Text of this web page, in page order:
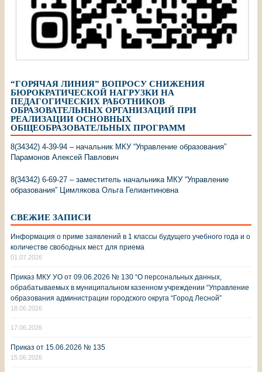
“ГОРЯЧАЯ ЛИНИЯ” ВОПРОСУ СНИЖЕНИЯ
БЮРОКРАТИЧЕСКОЙ НАГРУЗКИ НА
ПЕДАГОГИЧЕСКИХ РАБОТНИКОВ
ОБРАЗОВАТЕЛЬНЫХ ОРГАНИЗАЦИЙ ПРИ
РЕАЛИЗАЦИИ ОСНОВНЫХ
ОБЩЕОБРАЗОВАТЕЛЬНЫХ ПРОГРАММ
8(34342) 4-39-94 – начальник МКУ “Управление образования”
Парамонов Алексей Павлович
8(34342) 6-69-27 – заместитель начальника МКУ “Управление
образования” Цимлякова Ольга Гелиантиновна
СВЕЖИЕ ЗАПИСИ
Информация о приме заявлений в 1 классы будущего учебного года и о
количестве свободных мест для приема
01.07.2026
Приказ МКУ УО от 09.06.2026 № 130 “О персональных данных,
обрабатываемых в муниципальном казенном учреждении “Управление
образования администрации городского округа “Город Лесной”
18.06.2026
17.06.2026
Приказ от 15.06.2026 № 135
15.06.2026